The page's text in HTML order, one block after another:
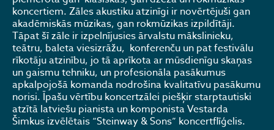
koncertiem. Zāles akustiku atzinīgi ir novērtējuši gan
akadēmiskās mūzikas, gan rokmūzikas izpildītāji.
Tāpat šī zāle ir izpelnījusies ārvalstu mākslinieku,
teātru, baleta viesizrāžu, konferenču un pat festivālu
rīkotāju atzinību, jo tā aprīkota ar mūsdienīgu skaņas
un gaismu tehniku, un profesionāla pasākumus
apkalpojošā komanda nodrošina kvalitatīvu pasākumu
norisi. Īpašu vērtību koncertzālei piešķir starptautiski
atzītā latviešu pianista un komponista Vestarda
Šimkus izvēlētais “Steinway & Sons” koncertflīģelis.